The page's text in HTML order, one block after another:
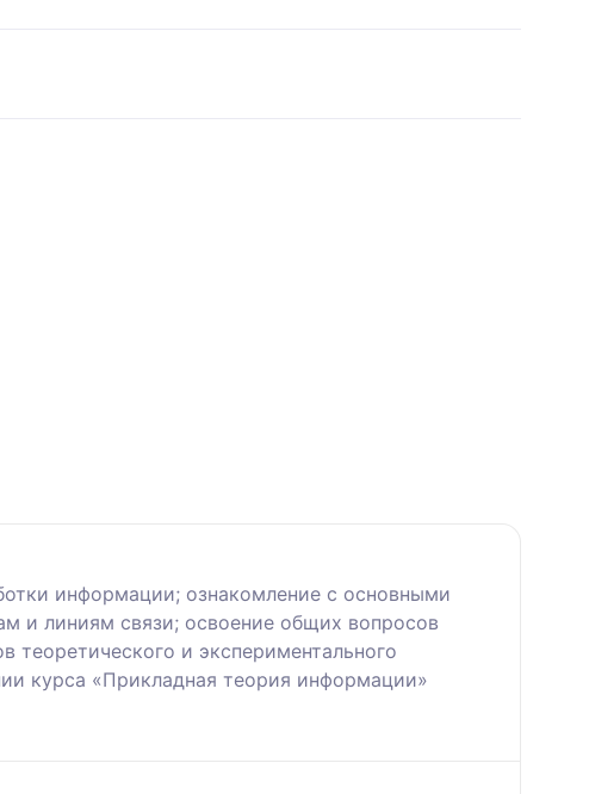
информации; ознакомление с основными
и линиям связи; освоение общих вопросов
теоретического и экспериментального
курса «Прикладная теория информации»